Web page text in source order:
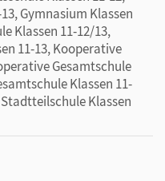
Gymnasium Klassen
Klassen 11-12/13,
11-13, Kooperative
Gesamtschule
Klassen 11-
Klassen